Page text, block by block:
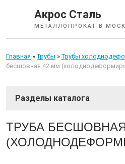
Акрос Сталь
МЕТАЛЛОПРОКАТ В
Главная »Трубы »Трубы
бесшовная 42 мм
СОРТОВОЙ ПРОКАТ
ТРУБЫ
ТРУБА